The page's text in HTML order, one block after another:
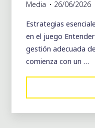
Media 26/06/2026
Estrategias
en el juego
gestión adecuada
comienza con un …